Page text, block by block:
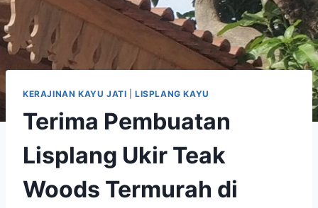
KERAJINAN KAYU JATI |LISPLANG KAYU
Terima Pembuatan
Lisplang Ukir Teak
Woods Termurah di